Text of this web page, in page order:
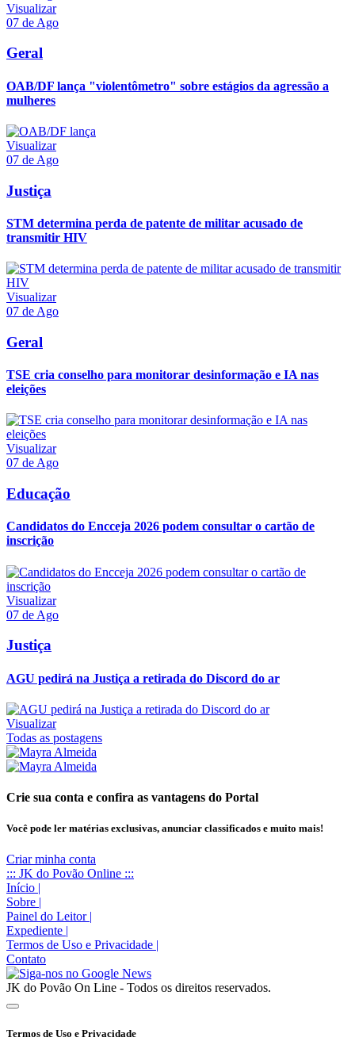
Visualizar
07 de Ago
Geral
OAB/DF lança "violentômetro" sobre estágios da agressão a
mulheres
Visualizar
07 de Ago
Justiça
STM determina perda de patente de militar acusado de
transmitir HIV
Visualizar
07 de Ago
Geral
TSE cria conselho para monitorar desinformação e IA nas
eleições
Visualizar
07 de Ago
Educação
Candidatos do Encceja 2026 podem consultar o cartão de
inscrição
Visualizar
07 de Ago
Justiça
AGU pedirá na Justiça a retirada do Discord do ar
Visualizar
Todas as postagens
Crie sua conta e confira as vantagens do Portal
Você pode ler matérias exclusivas, anunciar classificados e muito mais!
Criar minha conta
::: JK do Povão Online :::
Início |
Sobre |
Painel do Leitor |
Expediente |
Termos de Uso e Privacidade |
Contato
JK do Povão On Line - Todos os direitos reservados.
Termos de Uso e Privacidade